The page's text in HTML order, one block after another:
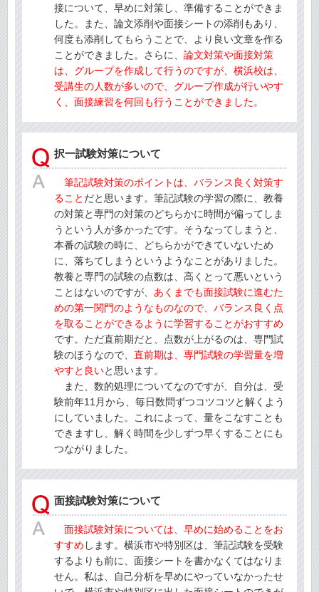
接について、早めに対策し、準備することができま
した。また、論文添削や面接シートの添削もあり、
何度も添削してもらうことで、より良い文章を作る
ことができました。さらに、 論文対策や面接対策
は、グループを作成して行うのですが、 横浜校は、
受講生の人数が多いので、グループ作成が行いやす
く、面接練習を何回も行うことができました。
択一試験対策について
筆記試験対策のポイントは、バランス良く対策す
ること だと思います。筆記試験の学習の際に、教養
の対策と専門の対策のどちらかに時間が偏ってしま
うという人が多かったです。そうなってしまうと、
本番の試験の時に、どちらかができていないため
に、落ちてしまうというようなことがありました。
教養と専門の試験の点数は、高くとって悪いという
ことはないのですが、 あくまでも面接試験に進むた
めの第一関門のようなものなので、バランス良く点
を取ることができるように学習することがおすすめ
です。ただ直前期だと、点数が上がるのは、専門試
験のほうなので、 直前期は、専門試験の学習量を増
やすと良いと思います。
また、数的処理についてなのですが、自分は、受
験前年11月から、毎日数問ずつコツコツと解くよう
にしていました。これによって、量をこなすことも
できますし、解く時間を少しずつ早くすることにも
つながりました。
面接試験対策について
面接試験対策については、早めに始めることをお
すすめ します。横浜市や特別区は、筆記試験を受験
するよりも前に、面接シートを書かなくてはなりま
せん。私は、自己分析を早めにやっていなかったせ